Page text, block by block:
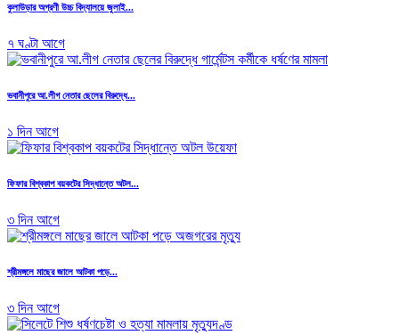
কুলাউড়ার অগ্রণী উচ্চ বিদ্যালয়ে জুলাই...
৭ ঘণ্টা আগে
ভবানীপুরে আ.লীগ নেতার ছেলের বিরুদ্ধে...
১ দিন আগে
ফিফার বিশ্বকাপ বয়কটের সিদ্ধান্তে অটল...
৩ দিন আগে
শ্রীমঙ্গলে মাছের জালে আটকা পড়ে...
৩ দিন আগে